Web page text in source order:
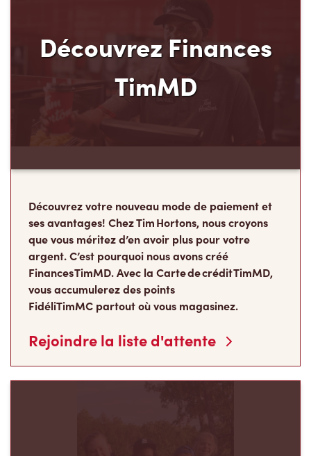
TimMD
ses avantages! Chez Tim Hortons, nous croyons
que vous méritez d’en avoir plus pour votre
argent. C’est pourquoi nous avons créé
Finances TimMD. Avec la Carte de crédit TimMD,
vous accumulerez des points
FidéliTimMC partout où vous magasinez.
Rejoindre la liste d'attente